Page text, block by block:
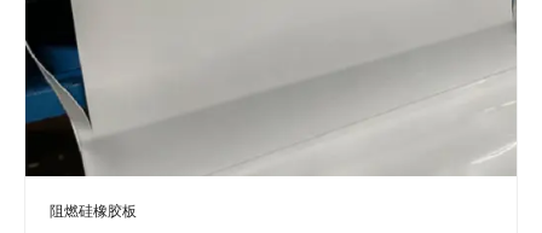
阻燃硅橡胶板